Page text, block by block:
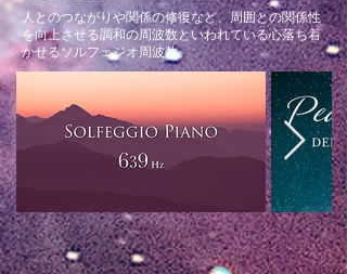
人とのつながりや関係の修復など、周囲との関係性
を向上させる調和の周波数といわれている心落ち着
かせるソルフェジオ周波数。